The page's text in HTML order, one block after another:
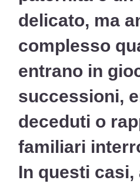
delicato, ma
complesso
entrano in
successioni,
deceduti o
familiari
In questi